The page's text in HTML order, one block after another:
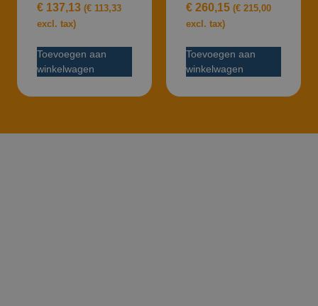
€ 137,13 (€ 113,33
excl. tax)
Toevoegen aan
winkelwagen
€ 260,15 (€ 215,00
excl. tax)
Toevoegen aan
winkelwagen